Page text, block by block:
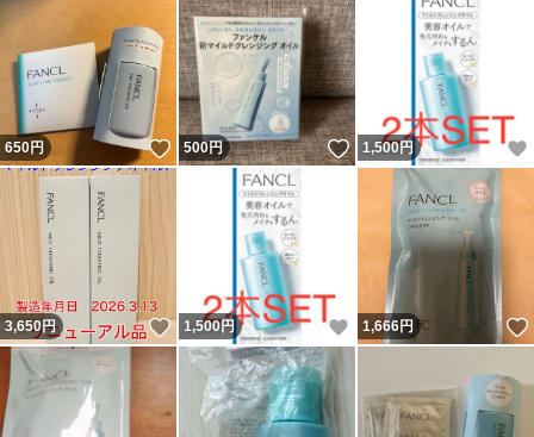
650円 いいね！
500円 いいね！
1,500円
3,650円 いいね！
1,500円 いいね！
1,666円